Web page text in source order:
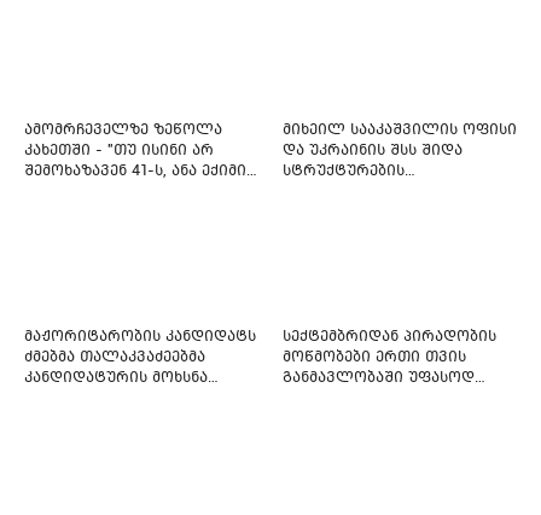
ამომრჩეველზე ზეწოლა
კახეთში - "თუ ისინი არ
შემოხაზავენ 41-ს, ანა ექიმის
მიხეილ სააკაშვილის ოფისი
და უკრაინის შსს შიდა
სტრუქტურების
მაჟორიტარობის კანდიდატს
ძმებმა თალაკვაძეებმა
კანდიდატურის მოხსნა
სექტემბრიდან პირადობის
მოწმობები ერთი თვის
განმავლობაში უფასოდ